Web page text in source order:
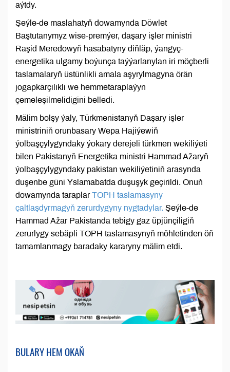
aýtdy.
Şeýle-de maslahatyň dowamynda Döwlet
Baştutanymyz wise-premýer, daşary işler ministri
Raşid Meredowyň hasabatyny diňläp, ýangyç-
energetika ulgamy boýunça taýýarlanylan iri möçberli
taslamalaryň üstünlikli amala aşyrylmagyna örän
jogapkärçilikli we hemmetaraplaýyn
çemeleşilmelidigini belledi.
Mälim bolşy ýaly, Türkmenistanyň Daşary işler
ministriniň orunbasary Wepa Hajiýewiň
ýolbaşçylygyndaky ýokary derejeli türkmen wekiliýeti
bilen Pakistanyň Energetika ministri Hammad Ažaryň
ýolbaşçylygyndaky pakistan wekiliýetiniň arasynda
duşenbe güni Yslamabatda duşuşyk geçirildi. Onuň
dowamynda taraplarTOPH taslamasyny
çaltlaşdyrmagyň zerurdygyny nygtadylar. Şeýle-de
Hammad Ažar Pakistanda tebigy gaz üpjünçiligiň
zerurlygy sebäpli TOPH taslamasynyň möhletinden öň
tamamlanmagy baradaky kararyny mälim etdi.
BULARY HEM OKAŇ